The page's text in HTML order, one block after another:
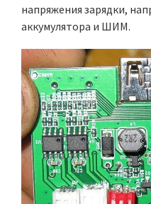
напряжения зарядки,
аккумулятора и ШИМ.